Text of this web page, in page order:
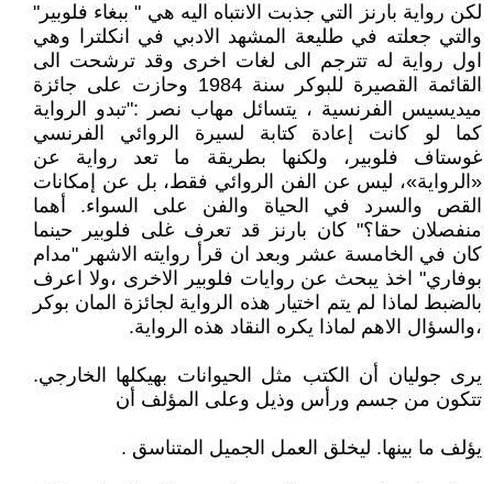
لكن رواية بارنز التي جذبت الانتباه اليه هي " ببغاء فلوبير"
والتي جعلته في طليعة المشهد الادبي في انكلترا وهي
اول رواية له تترجم الى لغات اخرى وقد ترشحت الى
القائمة القصيرة للبوكر سنة 1984 وحازت على جائزة
ميديسيس الفرنسية ، يتسائل مهاب نصر :"تبدو الرواية
كما لو كانت إعادة كتابة لسيرة الروائي الفرنسي
غوستاف فلوبير، ولكنها بطريقة ما تعد رواية عن
«الرواية»، ليس عن الفن الروائي فقط، بل عن إمكانات
القص والسرد في الحياة والفن على السواء. أهما
منفصلان حقا؟" كان بارنز قد تعرف غلى فلوبير حينما
كان في الخامسة عشر وبعد ان قرأ روايته الاشهر "مدام
بوفاري" اخذ يبحث عن روايات فلوبير الاخرى ،ولا اعرف
بالضبط لماذا لم يتم اختيار هذه الرواية لجائزة المان بوكر
،والسؤال الاهم لماذا يكره النقاد هذه الرواية.
يرى جوليان أن الكتب مثل الحيوانات بهيكلها الخارجي.
تتكون من جسم ورأس وذيل وعلى المؤلف أن
يؤلف ما بينها. ليخلق العمل الجميل المتناسق .